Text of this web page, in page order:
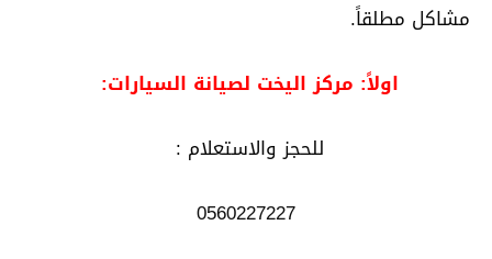
مشاكل مطلقاً.
اولاً: مركز اليخت لصيانة السيارات:
للحجز والاستعلام :
0560227227